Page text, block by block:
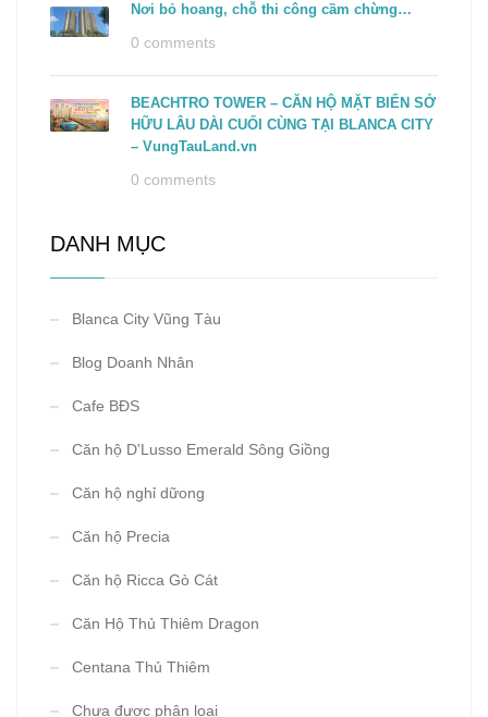
Nơi bỏ hoang, chỗ thi công cầm chừng…
0 comments
BEACHTRO TOWER – CĂN HỘ MẶT BIỂN SỞ
HỮU LÂU DÀI CUỐI CÙNG TẠI BLANCA CITY
– VungTauLand.vn
0 comments
DANH MỤC
Blanca City Vũng Tàu
Blog Doanh Nhân
Cafe BĐS
Căn hộ D'Lusso Emerald Sông Giồng
Căn hộ nghỉ dữong
Căn hộ Precia
Căn hộ Ricca Gò Cát
Căn Hộ Thủ Thiêm Dragon
Centana Thủ Thiêm
Chưa được phân loại